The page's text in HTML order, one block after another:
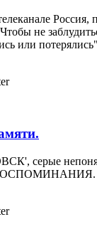
Россия,
не
или
серые